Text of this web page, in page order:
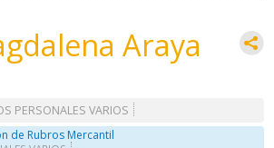
Araya
PERSONALES VARIOS
de Rubros Mercantil